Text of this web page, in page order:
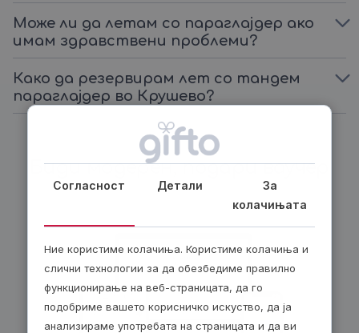
Може ли да летам со параглаjдер ако
имам здравствени проблеми?
Како да резервирам лет со тандем
параглајдер во Крушево?
Биди модерен, подари ваучер
Согласност Детали
За
колачињата
Ние користиме колачиња. Користиме колачиња и
слични технологии за да обезбедиме правилно
функционирање на веб-страницата, да го
подобриме вашето корисничко искуство, да ја
анализираме употребата на страницата и да ви